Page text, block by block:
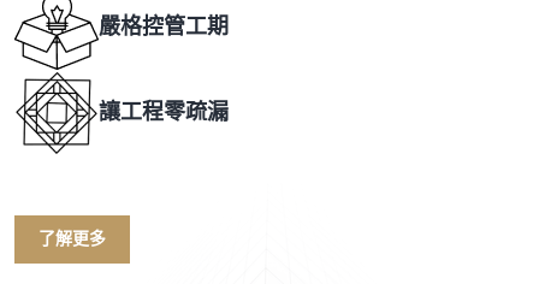
嚴格控管工期
讓工程零疏漏
了解更多